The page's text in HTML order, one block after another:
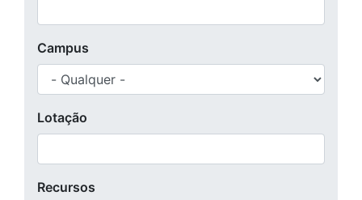
Campus
Lotação
Recursos